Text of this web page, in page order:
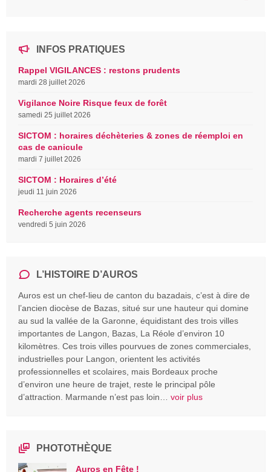
INFOS PRATIQUES
Rappel VIGILANCES : restons prudents
mardi 28 juillet 2026
Vigilance Noire Risque feux de forêt
samedi 25 juillet 2026
SICTOM : horaires déchèteries & zones de réemploi en
cas de canicule
mardi 7 juillet 2026
SICTOM : Horaires d’été
jeudi 11 juin 2026
Recherche agents recenseurs
vendredi 5 juin 2026
L’HISTOIRE D’AUROS
Auros est un chef-lieu de canton du bazadais, c’est à dire de
l’ancien diocèse de Bazas, situé sur une hauteur qui domine
au sud la vallée de la Garonne, équidistant des trois villes
importantes de Langon, Bazas, La Réole d’environ 10
kilomètres. Ces trois villes pourvues de zones commerciales,
industrielles pour Langon, orientent les activités
professionnelles et scolaires, mais Bordeaux proche
d’environ une heure de trajet, reste le principal pôle
d’attraction. Marmande n’est pas loin… voir plus
PHOTOTHÈQUE
Auros en Fête !